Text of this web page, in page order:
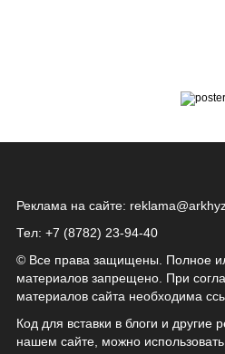
Реклама на сайте:
Тел: +7 (8782) 23‑94‑40
© Все права защищены. Полное
материалов запрещено. При
материалов сайта необходима
Код для вставки в блоги и
нашем сайте, можно использовать